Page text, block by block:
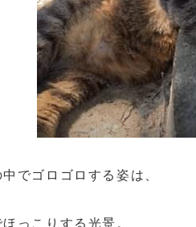
でゴロゴロする姿は、
っこりする光景。